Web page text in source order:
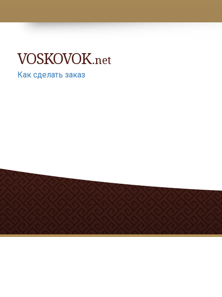
VOSKOVOK.net
Как сделать заказ